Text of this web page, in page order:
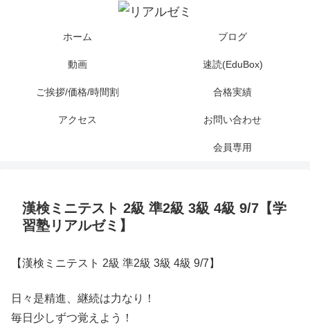
ホーム ブログ
動画 速読(EduBox)
ご挨拶/価格/時間割 合格実績
アクセス お問い合わせ
会員専用
漢検ミニテスト 2級 準2級 3級 4級 9/7【学
習塾リアルゼミ】
【漢検ミニテスト 2級 準2級 3級 4級 9/7】
日々是精進、継続は力なり！
毎日少しずつ覚えよう！